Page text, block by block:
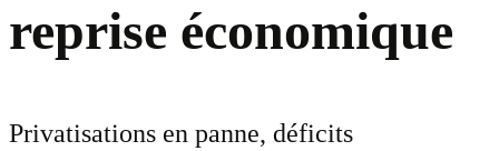
reprise économique
Privatisations en panne, déficits